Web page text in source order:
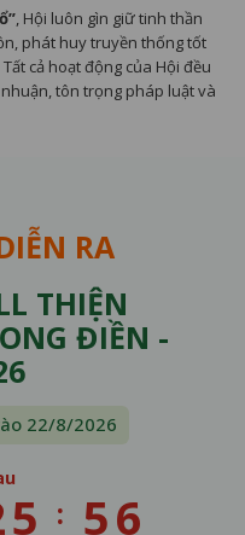
, Hội luôn gìn giữ tinh thần
phát huy truyền thống tốt
cả hoạt động của Hội đều
tôn trọng pháp luật và
RA
ĐIỀN -
23/8/2026
Phút Giây